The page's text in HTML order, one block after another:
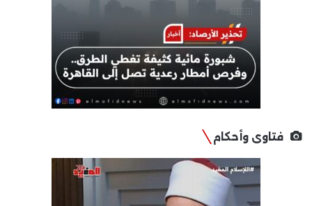
فتاوى وأحكام